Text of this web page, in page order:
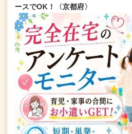
ースでOK！〈京都府〉